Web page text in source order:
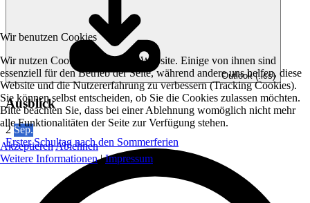
Outlook (.ics)
Ausblick
2 Sep.
Erster Schultag nach den Sommerferien
Wir benutzen Cookies
Wir nutzen Cookies auf unserer Website. Einige von ihnen sind
essenziell für den Betrieb der Seite, während andere uns helfen, diese
Website und die Nutzererfahrung zu verbessern (Tracking Cookies).
Sie können selbst entscheiden, ob Sie die Cookies zulassen möchten.
Bitte beachten Sie, dass bei einer Ablehnung womöglich nicht mehr
alle Funktionalitäten der Seite zur Verfügung stehen.
AkzeptierenAblehnen
Weitere Informationen|Impressum